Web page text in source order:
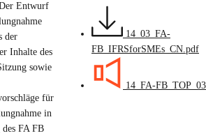
Entwurf
der
Inhalte des
sowie
für
in
FA FB
14_03_FA-
FB_IFRSforSMEs_CN.pdf
14_FA-